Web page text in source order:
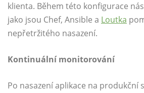
klienta. Během této konfigurace
jako jsou Chef, Ansible a Loutka
nepřetržitého nasazení.
Kontinuální monitorování
Po nasazení aplikace na produkční